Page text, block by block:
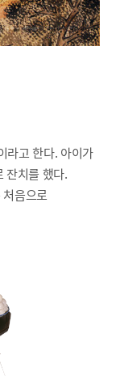
라고 한다. 아이가
잔치를 했다.
음으로